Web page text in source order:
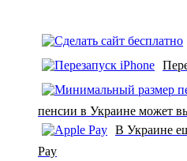
пенсии в Украине может
В Украине
Pay